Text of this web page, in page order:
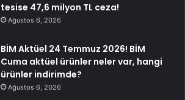
tesise 47,6 milyon TL ceza!
Ağustos 6, 2026
BİM Aktüel 24 Temmuz 2026! BİM
Cuma aktüel ürünler neler var, hangi
ürünler indirimde?
Ağustos 6, 2026